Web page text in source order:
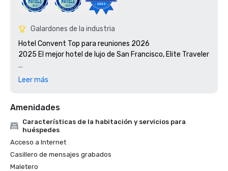
Galardones de la industria
Hotel Convent Top para reuniones 2026
2025 El mejor hotel de lujo de San Francisco, Elite Traveler
Hotel para reuniones Cvent Top 2023
Los 500 mejores hoteles de Travel + Leisure de 2023
Premio Best Of de 2022 de Meetings Today
Travel+Leisure 2022: los 5 mejores hoteles de San
Francisco
THE MANUAL 2022: El mejor lujo
Leer más
Amenidades
Características de la habitación y servicios para
huéspedes
Acceso a Internet
Casillero de mensajes grabados
Maletero